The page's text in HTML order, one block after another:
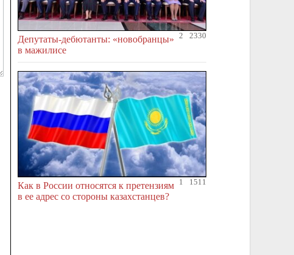
2 2330
Депутаты-дебютанты: «новобранцы»
в мажилисе
1 1511
Как в России относятся к претензиям
в ее адрес со стороны казахстанцев?